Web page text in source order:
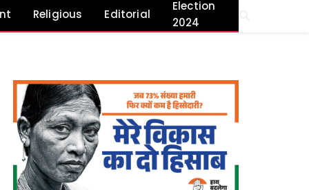
Religious Editorial
Election
2024